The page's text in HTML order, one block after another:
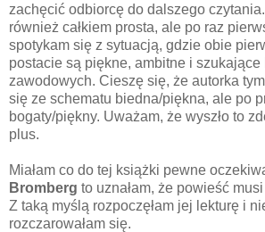
zachęcić odbiorcę do dalszego
również całkiem prosta, ale po raz
spotykam się z sytuacją, gdzie obie
postacie są piękne, ambitne i
zawodowych. Cieszę się, że autorka tym
się ze schematu biedna/piękna, ale po
bogaty/piękny. Uważam, że wyszło to
plus.
Miałam co do tej książki pewne
Bromberg to uznałam, że powieść
Z taką myślą rozpoczęłam jej lekturę i
rozczarowałam się.